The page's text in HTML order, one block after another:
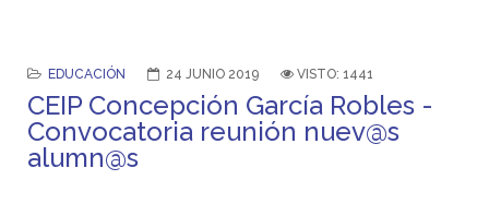
EDUCACIÓN 24 JUNIO 2019 VISTO: 1441
CEIP Concepción García Robles -
Convocatoria reunión nuev@s
alumn@s